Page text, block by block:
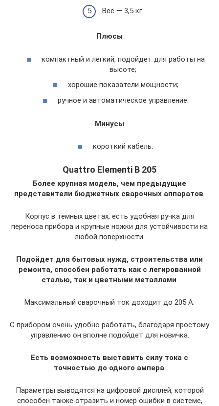
Вес — 3,5 кг.
Плюсы
компактный и легкий, подойдет для работы на
высоте;
хорошие показатели мощности;
ручное и автоматическое управление.
Минусы
короткий кабель.
Quattro Elementi B 205
Более крупная модель, чем предыдущие
представители бюджетных сварочных аппаратов.
Корпус в темных цветах, есть удобная ручка для
переноса прибора и крупные ножки для устойчивости на
любой поверхности.
Подойдет для бытовых нужд, строительства или
ремонта, способен работать как с легированной
сталью, так и цветными металлами.
Максимальный сварочный ток доходит до 205 А.
С прибором очень удобно работать, благодаря простому
управлению он вполне подойдет для новичка.
Есть возможность выставить силу тока с
точностью до одного ампера.
Параметры выводятся на цифровой дисплей, которой
способен также отразить и номер ошибки в системе,